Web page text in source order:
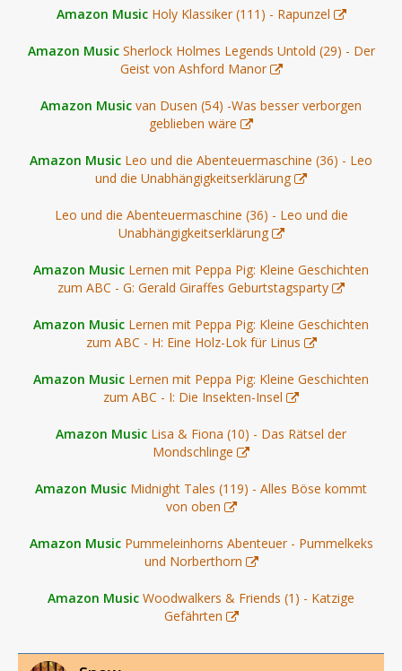
Amazon Music Holy Klassiker (111) - Rapunzel
Amazon Music Sherlock Holmes Legends Untold (29) - Der
Geist von Ashford Manor
Amazon Music van Dusen (54) -Was besser verborgen
geblieben wäre
Amazon Music Leo und die Abenteuermaschine (36) - Leo
und die Unabhängigkeitserklärung
Leo und die Abenteuermaschine (36) - Leo und die
Unabhängigkeitserklärung
Amazon Music Lernen mit Peppa Pig: Kleine Geschichten
zum ABC - G: Gerald Giraffes Geburtstagsparty
Amazon Music Lernen mit Peppa Pig: Kleine Geschichten
zum ABC - H: Eine Holz-Lok für Linus
Amazon Music Lernen mit Peppa Pig: Kleine Geschichten
zum ABC - I: Die Insekten-Insel
Amazon Music Lisa & Fiona (10) - Das Rätsel der
Mondschlinge
Amazon Music Midnight Tales (119) - Alles Böse kommt
von oben
Amazon Music Pummeleinhorns Abenteuer - Pummelkeks
und Norberthorn
Amazon Music Woodwalkers & Friends (1) - Katzige
Gefährten